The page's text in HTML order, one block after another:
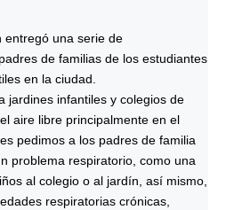
entregó una serie de
de familias de los estudiantes
en la ciudad.
jardines infantiles y colegios de
aire libre principalmente en el
pedimos a los padres de familia
problema respiratorio, como una
al colegio o al jardín, así mismo,
respiratorias crónicas,